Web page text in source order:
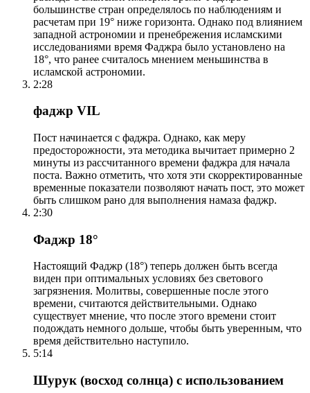
большинстве стран определялось по наблюдениям и
расчетам при 19° ниже горизонта. Однако под влиянием
западной астрономии и пренебрежения исламскими
исследованиями время Фаджра было установлено на
18°, что ранее считалось мнением меньшинства в
исламской астрономии.
2:28
фаджр VIL
Пост начинается с фаджра. Однако, как меру
предосторожности, эта методика вычитает примерно 2
минуты из рассчитанного времени фаджра для начала
поста. Важно отметить, что хотя эти скорректированные
временные показатели позволяют начать пост, это может
быть слишком рано для выполнения намаза фаджр.
2:30
Фаджр 18°
Настоящий Фаджр (18°) теперь должен быть всегда
виден при оптимальных условиях без светового
загрязнения. Молитвы, совершенные после этого
времени, считаются действительными. Однако
существует мнение, что после этого времени стоит
подождать немного дольше, чтобы быть уверенным, что
время действительно наступило.
5:14
Шурук (восход солнца) с использованием